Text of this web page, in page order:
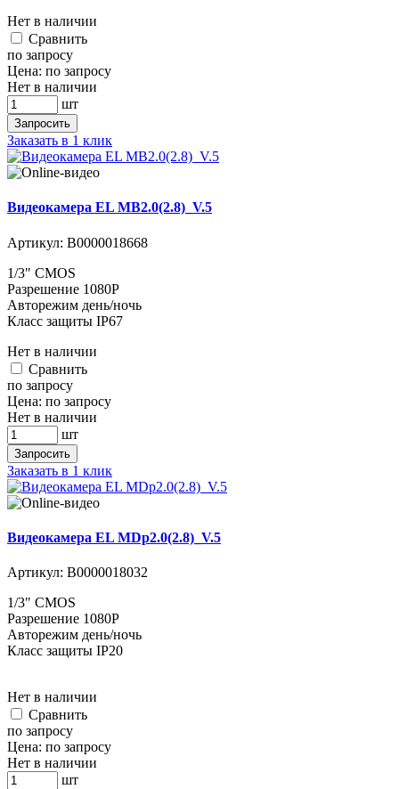
Нет в наличии
Cравнить
по запросу
Цена: по запросу
Нет в наличии
шт
Запросить
Заказать в 1 клик
Видеокамера EL MB2.0(2.8)_V.5
Артикул: В0000018668
1/3" CMOS
Разрешение 1080P
Авторежим день/ночь
Класс защиты IP67
Нет в наличии
Cравнить
по запросу
Цена: по запросу
Нет в наличии
шт
Запросить
Заказать в 1 клик
Видеокамера EL MDp2.0(2.8)_V.5
Артикул: В0000018032
1/3" CMOS
Разрешение 1080P
Авторежим день/ночь
Класс защиты IP20
Нет в наличии
Cравнить
по запросу
Цена: по запросу
Нет в наличии
шт